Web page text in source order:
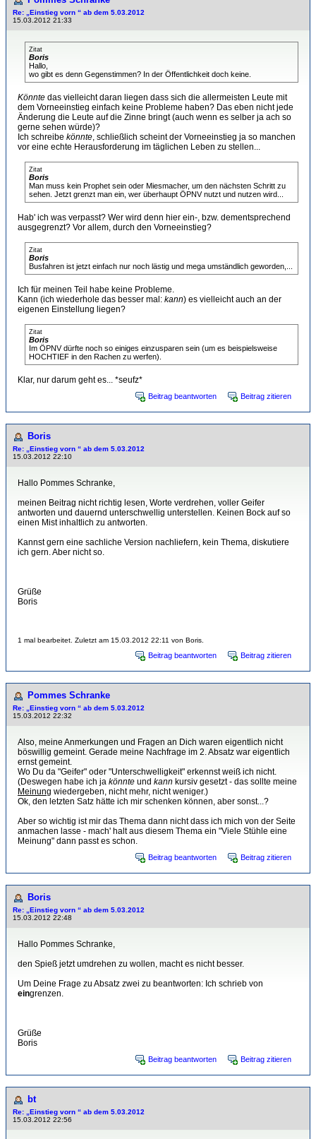
Re: „Einstieg vorn “ ab dem 5.03.2012
15.03.2012 21:33
Zitat
Boris
Hallo,
wo gibt es denn Gegenstimmen? In der Öffentlichkeit doch keine.
Könnte das vielleicht daran liegen dass sich die allermeisten Leute mit
dem Vorneeinstieg einfach keine Probleme haben? Das eben nicht jede
Änderung die Leute auf die Zinne bringt (auch wenn es selber ja ach so
gerne sehen würde)?
Ich schreibe könnte, schließlich scheint der Vorneeinstieg ja so manchen
vor eine echte Herausforderung im täglichen Leben zu stellen...
Zitat
Boris
Man muss kein Prophet sein oder Miesmacher, um den nächsten Schritt zu
sehen. Jetzt grenzt man ein, wer überhaupt ÖPNV nutzt und nutzen wird...
Hab' ich was verpasst? Wer wird denn hier ein-, bzw. dementsprechend
ausgegrenzt? Vor allem, durch den Vorneeinstieg?
Zitat
Boris
Busfahren ist jetzt einfach nur noch lästig und mega umständlich geworden,...
Ich für meinen Teil habe keine Probleme.
Kann (ich wiederhole das besser mal: kann) es vielleicht auch an der
eigenen Einstellung liegen?
Zitat
Boris
Im ÖPNV dürfte noch so einiges einzusparen sein (um es beispielsweise
HOCHTIEF in den Rachen zu werfen).
Klar, nur darum geht es... *seufz*
Beitrag beantworten Beitrag zitieren
Boris
Re: „Einstieg vorn “ ab dem 5.03.2012
15.03.2012 22:10
Hallo Pommes Schranke,
meinen Beitrag nicht richtig lesen, Worte verdrehen, voller Geifer
antworten und dauernd unterschwellig unterstellen. Keinen Bock auf so
einen Mist inhaltlich zu antworten.
Kannst gern eine sachliche Version nachliefern, kein Thema, diskutiere
ich gern. Aber nicht so.
Grüße
Boris
1 mal bearbeitet. Zuletzt am 15.03.2012 22:11 von Boris.
Beitrag beantworten Beitrag zitieren
Pommes Schranke
Re: „Einstieg vorn “ ab dem 5.03.2012
15.03.2012 22:32
Also, meine Anmerkungen und Fragen an Dich waren eigentlich nicht
böswillig gemeint. Gerade meine Nachfrage im 2. Absatz war eigentlich
ernst gemeint.
Wo Du da "Geifer" oder "Unterschwelligkeit" erkennst weiß ich nicht.
(Deswegen habe ich ja könnte und kann kursiv gesetzt - das sollte meine
Meinung wiedergeben, nicht mehr, nicht weniger.)
Ok, den letzten Satz hätte ich mir schenken können, aber sonst...?
Aber so wichtig ist mir das Thema dann nicht dass ich mich von der Seite
anmachen lasse - mach' halt aus diesem Thema ein "Viele Stühle eine
Meinung" dann passt es schon.
Beitrag beantworten Beitrag zitieren
Boris
Re: „Einstieg vorn “ ab dem 5.03.2012
15.03.2012 22:48
Hallo Pommes Schranke,
den Spieß jetzt umdrehen zu wollen, macht es nicht besser.
Um Deine Frage zu Absatz zwei zu beantworten: Ich schrieb von
eingrenzen.
Grüße
Boris
Beitrag beantworten Beitrag zitieren
bt
Re: „Einstieg vorn “ ab dem 5.03.2012
15.03.2012 22:56